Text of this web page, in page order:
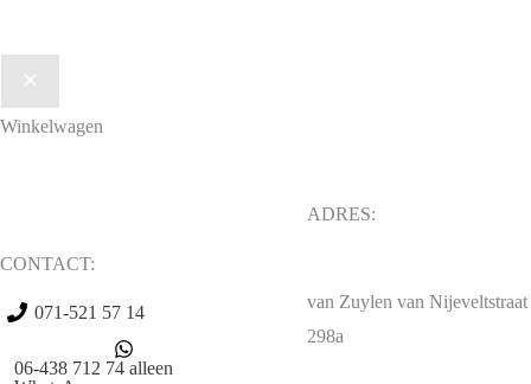
Winkelwagen
CONTACT:
071-521 57 14
06-438 712 74 alleen
ADRES:
van Zuylen van Nijeveltstraat
298a